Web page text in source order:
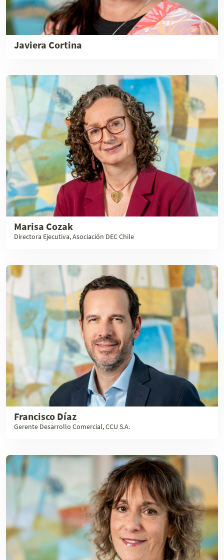
Javiera Cortina
Marisa Cozak
Directora Ejecutiva, Asociación DEC Chile
Francisco Díaz
Gerente Desarrollo Comercial, CCU S.A.